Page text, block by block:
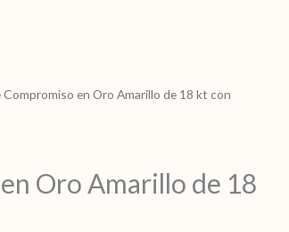
Compromiso en Oro Amarillo de 18 kt con
Oro Amarillo de 18